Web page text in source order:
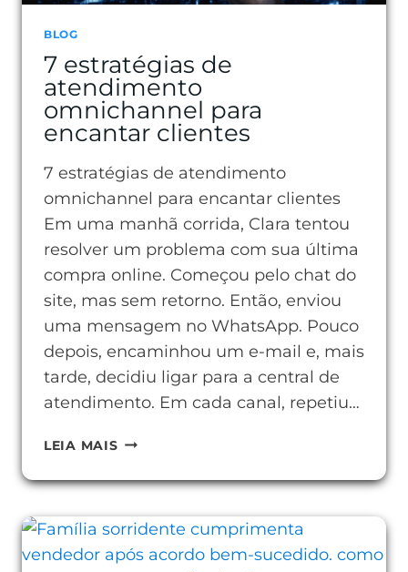
BLOG
7 estratégias de
atendimento
omnichannel para
encantar clientes
7 estratégias de atendimento
omnichannel para encantar clientes
Em uma manhã corrida, Clara tentou
resolver um problema com sua última
compra online. Começou pelo chat do
site, mas sem retorno. Então, enviou
uma mensagem no WhatsApp. Pouco
depois, encaminhou um e-mail e, mais
tarde, decidiu ligar para a central de
atendimento. Em cada canal, repetiu…
LEIA MAIS7
ATENDIMENTO
OMNICHANNEL